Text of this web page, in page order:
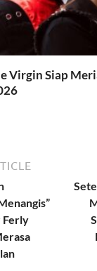
Virgin Siap
Ferly